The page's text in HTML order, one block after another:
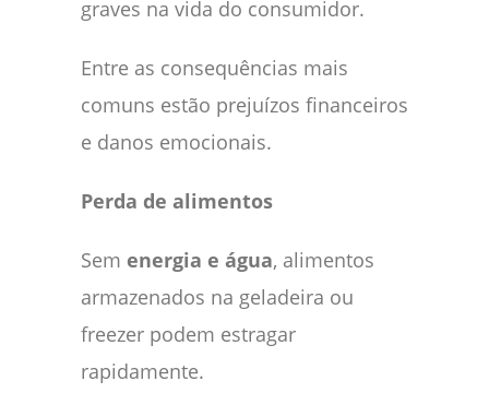
graves na vida do consumidor.
Entre as consequências mais
comuns estão prejuízos financeiros
e danos emocionais.
Perda de alimentos
Sem energia e água, alimentos
armazenados na geladeira ou
freezer podem estragar
rapidamente.